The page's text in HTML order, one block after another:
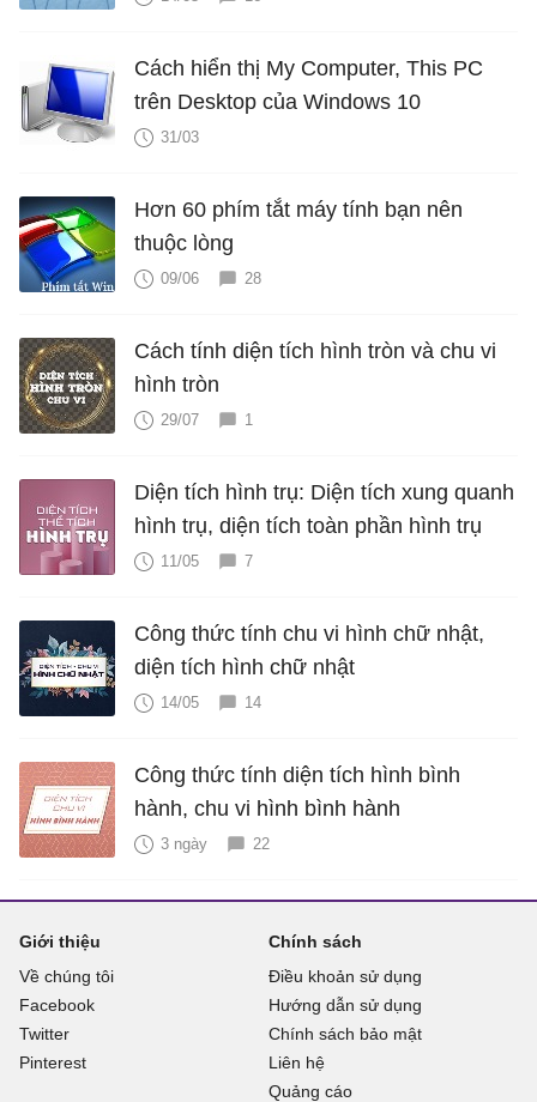
Cách hiển thị My Computer, This PC
trên Desktop của Windows 10
31/03
Hơn 60 phím tắt máy tính bạn nên
thuộc lòng
09/06 28
Cách tính diện tích hình tròn và chu vi
hình tròn
29/07 1
Diện tích hình trụ: Diện tích xung quanh
hình trụ, diện tích toàn phần hình trụ
11/05 7
Công thức tính chu vi hình chữ nhật,
diện tích hình chữ nhật
14/05 14
Công thức tính diện tích hình bình
hành, chu vi hình bình hành
3 ngày 22
Giới thiệu
Về chúng tôi
Facebook
Twitter
Pinterest
Chính sách
Điều khoản sử dụng
Hướng dẫn sử dụng
Chính sách bảo mật
Liên hệ
Quảng cáo